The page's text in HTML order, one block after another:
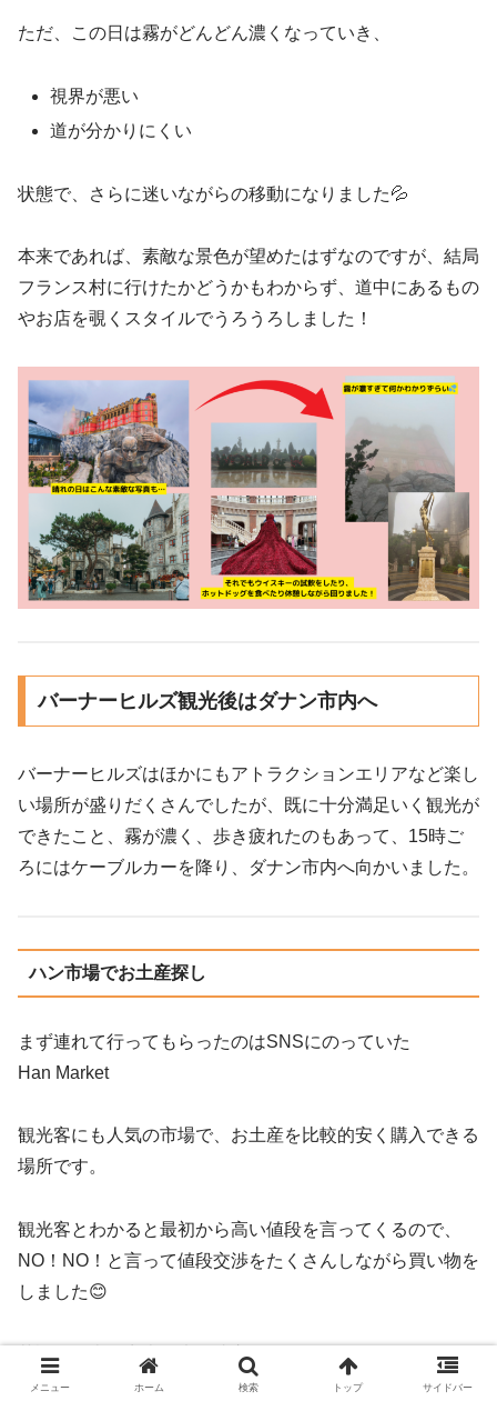
ただ、この日は霧がどんどん濃くなっていき、
視界が悪い
道が分かりにくい
状態で、さらに迷いながらの移動になりました💦
本来であれば、素敵な景色が望めたはずなのですが、結局
フランス村に行けたかどうかもわからず、道中にあるもの
やお店を覗くスタイルでうろうろしました！
バーナーヒルズ観光後はダナン市内へ
バーナーヒルズはほかにもアトラクションエリアなど楽し
い場所が盛りだくさんでしたが、既に十分満足いく観光が
できたこと、霧が濃く、歩き疲れたのもあって、15時ご
ろにはケーブルカーを降り、ダナン市内へ向かいました。
ハン市場でお土産探し
まず連れて行ってもらったのはSNSにのっていた
Han Market
観光客にも人気の市場で、お土産を比較的安く購入できる
場所です。
観光客とわかると最初から高い値段を言ってくるので、
NO！NO！と言って値段交渉をたくさんしながら買い物を
しました😊
英語と電卓で商売が大体成立するのでとても楽しかったで
す(笑)
メニュー ホーム 検索 トップ サイドバー